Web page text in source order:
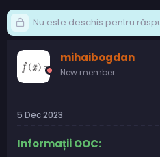
Nu este deschis pentru
mihaibogdan
New member
5 Dec 2023
Informații OOC: